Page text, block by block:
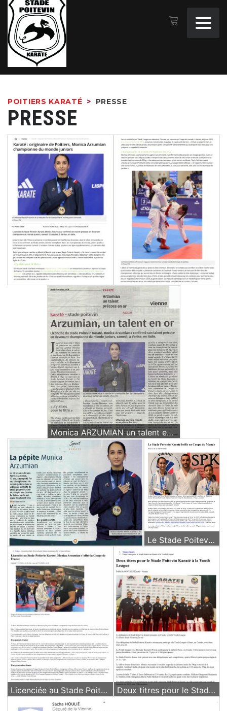
POITIERS KARATÉ > PRESSE
PRESSE
Monica ARZUMIAN un talent en or article de presse du 17 Octobre 2024
Le Stade Poitevin Karate brille en Coupe du Monde à Venise - Décembre 2023
Licenciée au Stade Poitevin Karaté, Monica Arzumian s'offre la Coupe de France - Article du 27 Novembre 2023 Deux titres pour le Stade Poitevin Karaté à la Youth League en Croatie - Article du 08 Juillet 2023